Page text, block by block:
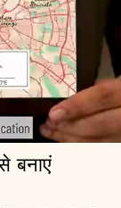
बनाएं